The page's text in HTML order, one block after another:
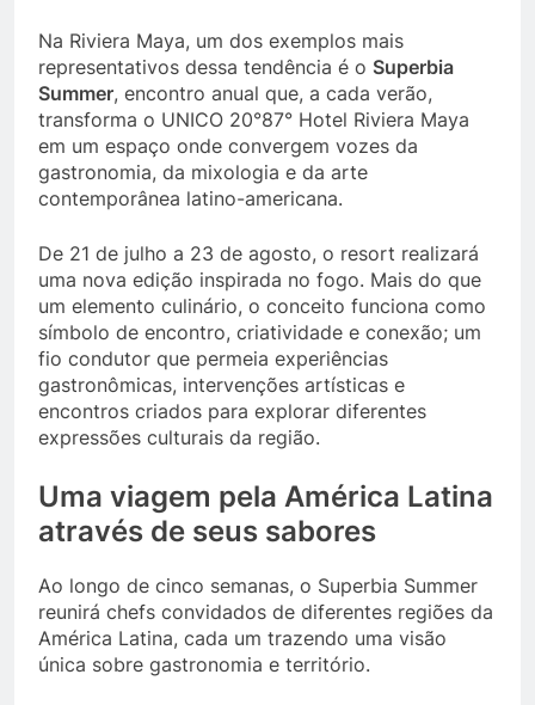
Na Riviera Maya, um dos exemplos mais
representativos dessa tendência é o Superbia
Summer, encontro anual que, a cada verão,
transforma o UNICO 20°87° Hotel Riviera Maya
em um espaço onde convergem vozes da
gastronomia, da mixologia e da arte
contemporânea latino-americana.
De 21 de julho a 23 de agosto, o resort realizará
uma nova edição inspirada no fogo. Mais do que
um elemento culinário, o conceito funciona como
símbolo de encontro, criatividade e conexão; um
fio condutor que permeia experiências
gastronômicas, intervenções artísticas e
encontros criados para explorar diferentes
expressões culturais da região.
Uma viagem pela América Latina
através de seus sabores
Ao longo de cinco semanas, o Superbia Summer
reunirá chefs convidados de diferentes regiões da
América Latina, cada um trazendo uma visão
única sobre gastronomia e território.